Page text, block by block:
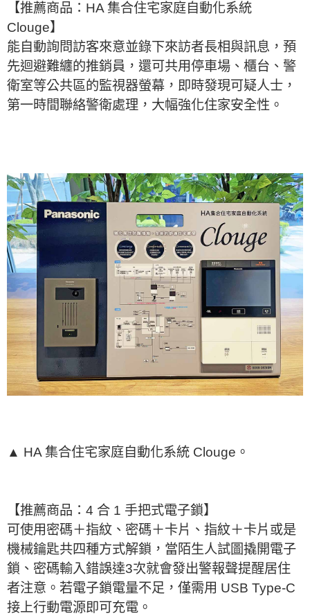
【推薦商品：HA 集合住宅家庭自動化系統
Clouge】
能自動詢問訪客來意並錄下來訪者長相與訊息，預
先迴避難纏的推銷員，還可共用停車場、櫃台、警
衛室等公共區的監視器螢幕，即時發現可疑人士，
第一時間聯絡警衛處理，大幅強化住家安全性。
▲ HA 集合住宅家庭自動化系統 Clouge。
【推薦商品：4 合 1 手把式電子鎖】
可使用密碼＋指紋、密碼＋卡片、指紋＋卡片或是
機械鑰匙共四種方式解鎖，當陌生人試圖撬開電子
鎖、密碼輸入錯誤達3次就會發出警報聲提醒居住
者注意。若電子鎖電量不足，僅需用 USB Type-C
接上行動電源即可充電。